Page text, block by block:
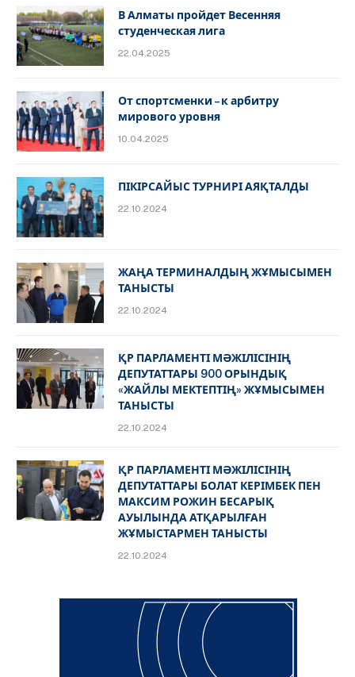
В Алматы пройдет Весенняя
студенческая лига
22.04.2025
От спортсменки – к арбитру
мирового уровня
10.04.2025
ПІКІРСАЙЫС ТУРНИРІ АЯҚТАЛДЫ
22.10.2024
ЖАҢА ТЕРМИНАЛДЫҢ ЖҰМЫСЫМЕН
ТАНЫСТЫ
22.10.2024
ҚР ПАРЛАМЕНТІ МӘЖІЛІСІНІҢ
ДЕПУТАТТАРЫ 900 ОРЫНДЫҚ
«ЖАЙЛЫ МЕКТЕПТІҢ» ЖҰМЫСЫМЕН
ТАНЫСТЫ
22.10.2024
ҚР ПАРЛАМЕНТІ МӘЖІЛІСІНІҢ
ДЕПУТАТТАРЫ БОЛАТ КЕРІМБЕК ПЕН
МАКСИМ РОЖИН БЕСАРЫҚ
АУЫЛЫНДА АТҚАРЫЛҒАН
ЖҰМЫСТАРМЕН ТАНЫСТЫ
22.10.2024